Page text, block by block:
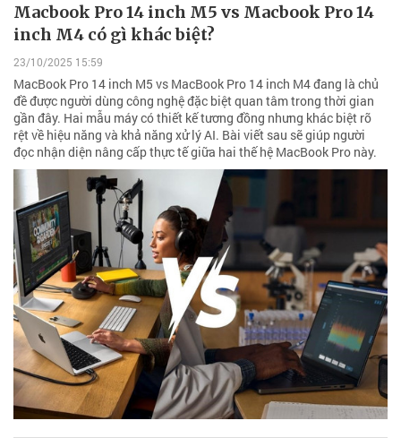
Macbook Pro 14 inch M5 vs Macbook Pro 14
inch M4 có gì khác biệt?
23/10/2025 15:59
MacBook Pro 14 inch M5 vs MacBook Pro 14 inch M4 đang là chủ
đề được người dùng công nghệ đặc biệt quan tâm trong thời gian
gần đây. Hai mẫu máy có thiết kế tương đồng nhưng khác biệt rõ
rệt về hiệu năng và khả năng xử lý AI. Bài viết sau sẽ giúp người
đọc nhận diện nâng cấp thực tế giữa hai thế hệ MacBook Pro này.